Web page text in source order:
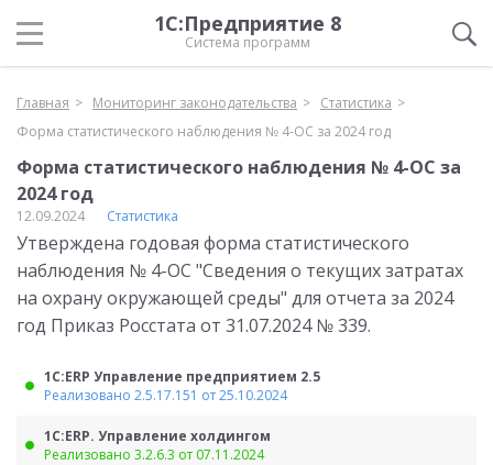
1С:Предприятие 8
Система программ
Главная Мониторинг законодательства
Статистика
Форма статистического наблюдения № 4-ОС за 2024 год
Форма статистического наблюдения № 4-ОС за
2024 год
12.09.2024 Статистика
Утверждена годовая форма статистического
наблюдения № 4-ОС "Сведения о текущих затратах
на охрану окружающей среды" для отчета за 2024
год Приказ Росстата от 31.07.2024 № 339.
1С:ERP Управление предприятием 2.5
Реализовано 2.5.17.151 от 25.10.2024
1С:ERP. Управление холдингом
Реализовано 3.2.6.3 от 07.11.2024